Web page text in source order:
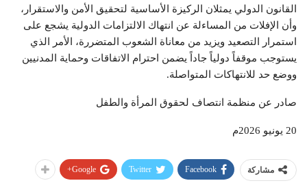
القانون الدولي يمثلان الركيزة الأساسية لتحقيق الأمن والاستقرار،
وأن الإفلات من المساءلة عن انتهاك الالتزامات الدولية يشجع على
استمرار التصعيد ويزيد من معاناة الشعوب المتضررة، الأمر الذي
يستوجب موقفاً دولياً جاداً يضمن احترام الاتفاقات وحماية المدنيين
ووضع حد للانتهاكات المتواصلة.
صادر عن منظمة انتصاف لحقوق المرأة والطفل
20 يونيو 2026م
مشاركة Facebook
Twitter
Google+